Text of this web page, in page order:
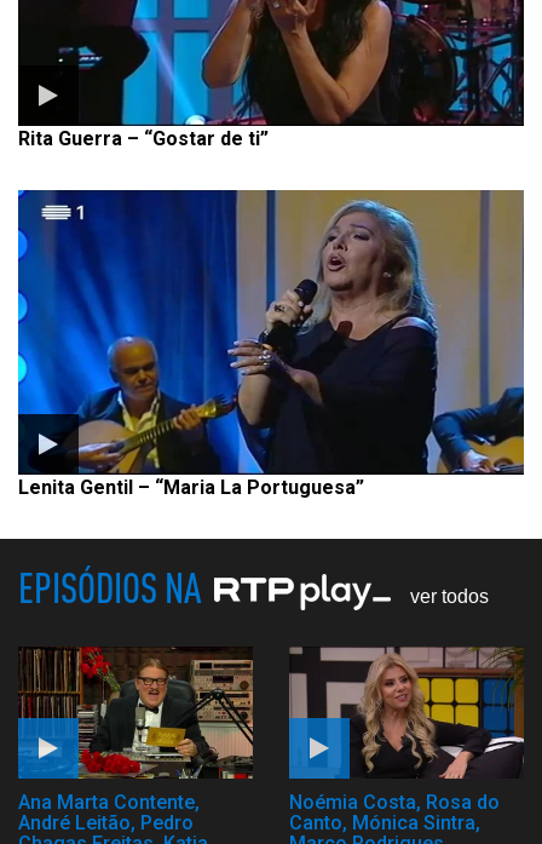
Rita Guerra – “Gostar de ti”
Lenita Gentil – “Maria La Portuguesa”
EPISÓDIOS NA ver todos
Ana Marta Contente,
André Leitão, Pedro
Noémia Costa, Rosa do
Canto, Mónica Sintra,